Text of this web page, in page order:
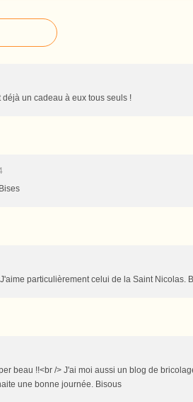
un cadeau à eux tous seuls !
particulièrement celui de la Saint Nicolas.
beau !!<br /> J'ai moi aussi un blog de
une bonne journée. Bisous